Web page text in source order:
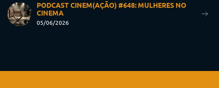
PODCAST CINEM(AÇÃO) #648: MULHERES NO
CINEMA
05/06/2026